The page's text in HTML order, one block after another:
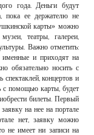
года. Деньги будут
пока ее держателю не
карты» можно
театры, галереи,
Важно отметить:
и приходят на
обязательно носить с
концертов и
с помощью карты, будет
билеты. Первый
на нее на портале
нет, заявку можно
не имеет ни записи на